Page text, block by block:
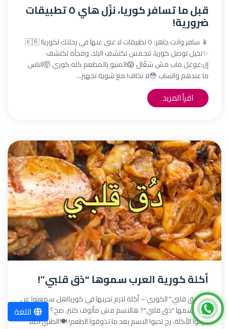
قبل ما تسافر كوريا، نزّل هاي ٥ تطبيقات
ضرورية!
📱 سافر وانت جاهز: ٥ تطبيقات لا غنى عنها في رحلتك لكوريا! 🇰🇷
✨تخيل توصل كوريا، تتحمس تكتشف البلد، وفجأة تكتشف
إن:غوغل ماب مش شغّال 😱المنيو بالمطعم كله كوري 🤯الناس
ما عندهم واتساب 😳لا تخاف! مع شوية تجهيز...
اقرأ المزيد
أكلة كورية العرب سموها “دُق قلبي”!
🍗 "دق قلبي" الكوري – أكلة لازم تجربها في كوريا!هل سمعتوا عن
أكلة اسمها "دق قلبي"? هالاسم مش مألوف كتير، صح؟ بس لو
جربتوا الأكلة، رح تحبوا الاسم بعد ما تذوقوا الطعم! 🍽️الطبق أصلاً